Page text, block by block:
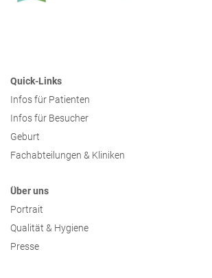
Quick-Links
Infos für Patienten
Infos für Besucher
Geburt
Fachabteilungen & Kliniken
Über uns
Portrait
Qualität & Hygiene
Presse